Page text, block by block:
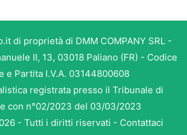
di proprietà di DMM COMPANY SRL -
II, 13, 03018 Paliano (FR) - Codice
e Partita I.V.A. 03144800608
registrata presso il Tribunale di
con n°02/2023 del 03/03/2023
- Tutti i diritti riservati - Contattaci